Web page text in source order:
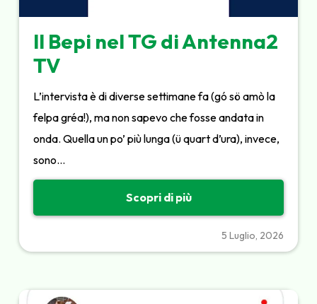
Il Bepi nel TG di Antenna2
TV
L’intervista è di diverse settimane fa (gó sö amò la
felpa gréa!), ma non sapevo che fosse andata in
onda. Quella un po’ più lunga (ü quart d’ura), invece,
sono…
Scopri di più
5 Luglio, 2026